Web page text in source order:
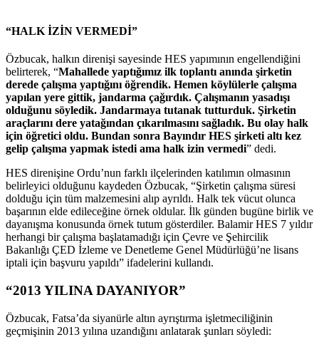
“HALK İZİN VERMEDİ”
Özbucak, halkın direnişi sayesinde HES yapımının engellendiğini
belirterek, “Mahallede yaptığımız ilk toplantı anında şirketin
derede çalışma yaptığını öğrendik. Hemen köylülerle çalışma
yapılan yere gittik, jandarma çağırdık. Çalışmanın yasadışı
olduğunu söyledik. Jandarmaya tutanak tutturduk. Şirketin
araçlarını dere yatağından çıkarılmasını sağladık. Bu olay halk
için öğretici oldu. Bundan sonra Bayındır HES şirketi altı kez
gelip çalışma yapmak istedi ama halk izin vermedi” dedi.
HES direnişine Ordu’nun farklı ilçelerinden katılımın olmasının
belirleyici olduğunu kaydeden Özbucak, “Şirketin çalışma süresi
dolduğu için tüm malzemesini alıp ayrıldı. Halk tek vücut olunca
başarının elde edileceğine örnek oldular. İlk günden bugüne birlik ve
dayanışma konusunda örnek tutum gösterdiler. Balamir HES 7 yıldır
herhangi bir çalışma başlatamadığı için Çevre ve Şehircilik
Bakanlığı ÇED İzleme ve Denetleme Genel Müdürlüğü’ne lisans
iptali için başvuru yapıldı” ifadelerini kullandı.
“2013 YILINA DAYANIYOR”
Özbucak, Fatsa’da siyanürle altın ayrıştırma işletmeciliğinin
geçmişinin 2013 yılına uzandığını anlatarak şunları söyledi: